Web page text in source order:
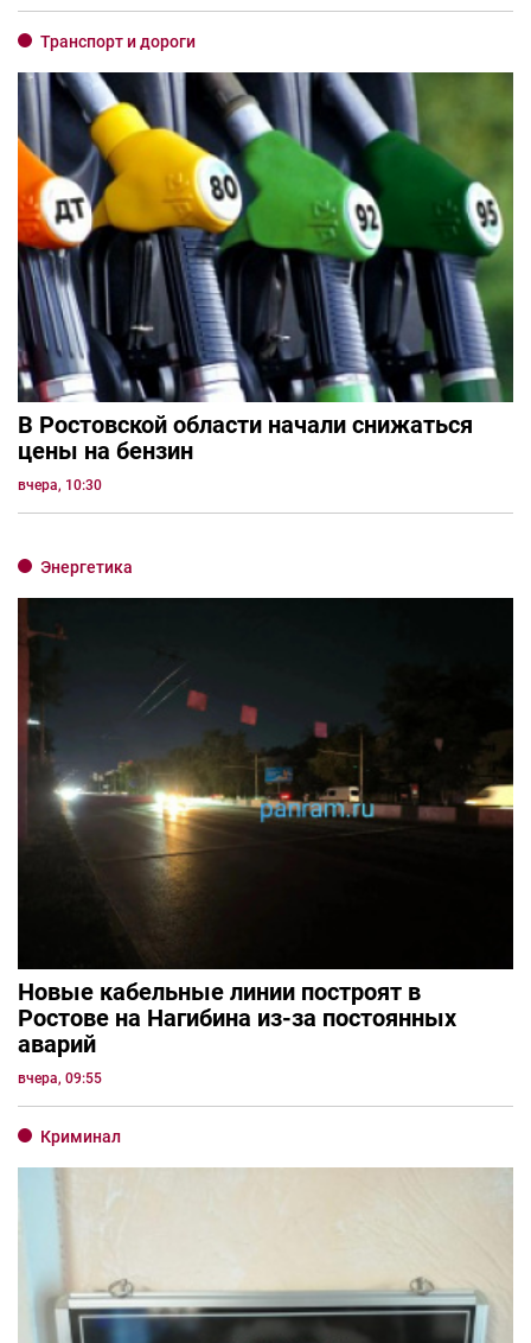
Транспорт и дороги
В Ростовской области начали снижаться
цены на бензин
вчера, 10:30
Энергетика
Новые кабельные линии построят в
Ростове на Нагибина из-за постоянных
аварий
вчера, 09:55
Криминал